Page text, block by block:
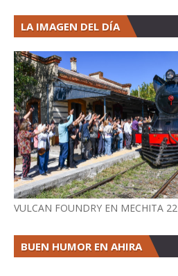
LA IMAGEN DEL DÍA
VULCAN FOUNDRY EN MECHITA
BUEN HUMOR EN AHIRA